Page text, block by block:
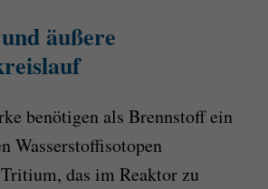
äußere
benötigen als Brennstoff ein
Wasserstoffisotopen
das im Reaktor zu